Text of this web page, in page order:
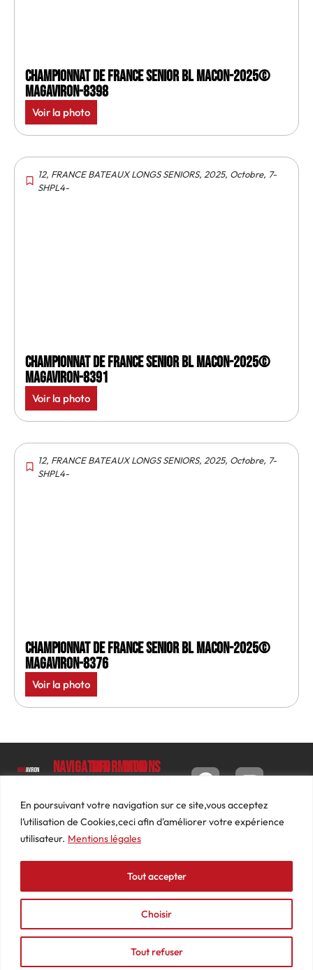
En poursuivant votre navigation sur ce site,vous acceptez
l’utilisation de Cookies,ceci afin d'améliorer votre expérience
utilisateur. Mentions légales
Choisir
Tout refuser
Tout accepter
Championnat de France senior BL Macon-2025©
MagAviron-8398
Voir la photo
12, FRANCE BATEAUX LONGS SENIORS, 2025, Octobre, 7-
SHPL4-
Championnat de France senior BL Macon-2025©
MagAviron-8391
Voir la photo
12, FRANCE BATEAUX LONGS SENIORS, 2025, Octobre, 7-
SHPL4-
Championnat de France senior BL Macon-2025©
MagAviron-8376
Voir la photo
Luc
Barbier
69640
74
87
contact@mediasaviron.fr
Navigation
Le
Magazine
Photos
Actualités
Podcasts
Informations
Conditions
générales
de ventes
Mentions
légales
Mon
Tableau
de bord
Commandes
Adresses
Détails
du
compte